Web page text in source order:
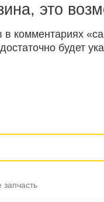
это
в комментариях
будет